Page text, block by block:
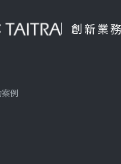
創新業
例